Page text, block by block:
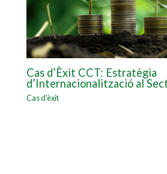
Cas d’Èxit CCT: Estratègia
d’Internacionalització al
Cas d'èxit